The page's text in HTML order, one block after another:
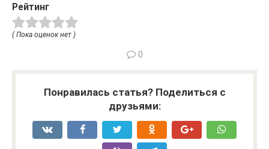
Рейтинг
( Пока оценок нет )
0
Понравилась статья? Поделиться с
друзьями: